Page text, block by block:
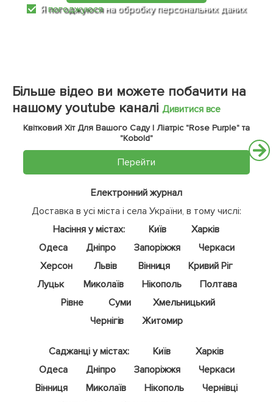
Япогоджуюсяна обробку персональних даних
Більше відео ви можете побачити на
нашому youtube каналі Дивитися все
Квітковий Хіт Для Вашого Саду | Ліатріс "Rose Purple" та
"Kobold"
Перейти
Електронний журнал
Доставка в усі міста і села України, в тому числі:
Насіння у містах:
Київ
Харків
Одеса
Дніпро Запоріжжя
Черкаси
Херсон
Львів Вінниця
Кривий Ріг
Луцьк
Миколаїв Нікополь
Полтава
Рівне
Суми
Хмельницький
Чернігів
Житомир
Саджанці у містах: Київ
Харків
Одеса
Дніпро Запоріжжя
Черкаси
Вінниця
Миколаїв Нікополь
Чернівці